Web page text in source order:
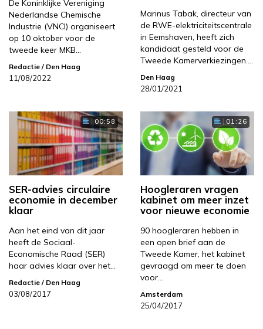
De Koninklijke Vereniging
Nederlandse Chemische
Industrie (VNCI) organiseert
op 10 oktober voor de
tweede keer MKB…
Redactie / Den Haag
11/08/2022
Marinus Tabak, directeur van
de RWE-elektriciteitscentrale
in Eemshaven, heeft zich
kandidaat gesteld voor de
Tweede Kamerverkiezingen.…
Den Haag
28/01/2021
00:58
SER-advies circulaire
economie in december
klaar
Aan het eind van dit jaar
heeft de Sociaal-
Economische Raad (SER)
haar advies klaar over het…
Redactie / Den Haag
03/08/2017
01:26
Hoogleraren vragen
kabinet om meer inzet
voor nieuwe economie
90 hoogleraren hebben in
een open brief aan de
Tweede Kamer, het kabinet
gevraagd om meer te doen
voor…
Amsterdam
25/04/2017